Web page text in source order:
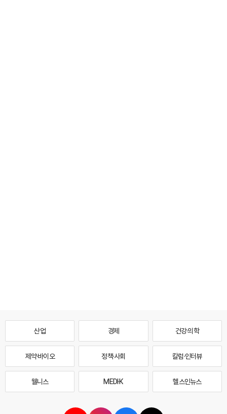
산업 경제 건강·의학
제약·바이오 정책·사회 칼럼·인터뷰
웰니스 MEDI·K 헬스인뉴스